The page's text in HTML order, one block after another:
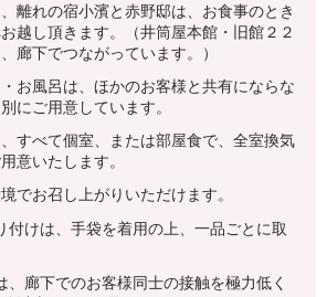
離れの宿小濱と赤野邸は、お食事のとき
越し頂きます。（井筒屋本館・旧館２２
廊下でつながっています。）
お風呂は、ほかのお客様と共有にならな
にご用意しています。
すべて個室、または部屋食で、全室換気
意いたします。
お召し上がりいただけます。
付けは、手袋を着用の上、一品ごとに取
、廊下でのお客様同士の接触を極力低く